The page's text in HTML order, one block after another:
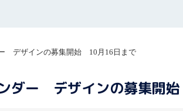
デザインの募集開始 10月16日まで
ダー デザインの募集開